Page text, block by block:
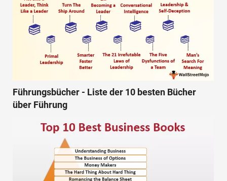
Führungsbücher - Liste der 10 besten Bücher
über Führung